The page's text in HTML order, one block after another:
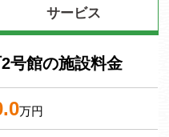
サービス
号館の施設料金
万円